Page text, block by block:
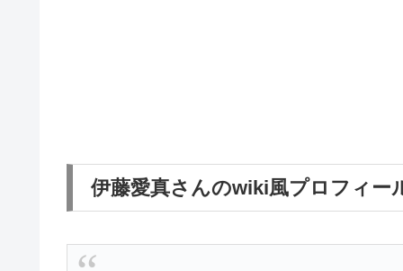
伊藤愛真さんのwiki風プロフィー